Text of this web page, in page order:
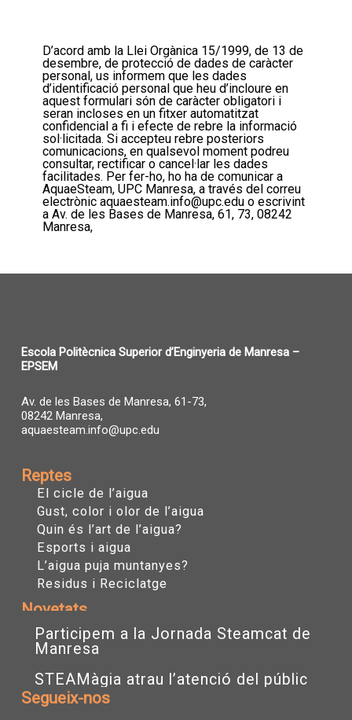
D’acord amb la Llei Orgànica 15/1999, de 13 de
desembre, de protecció de dades de caràcter
personal, us informem que les dades
d’identificació personal que heu d’incloure en
aquest formulari són de caràcter obligatori i
seran incloses en un fitxer automatitzat
confidencial a fi i efecte de rebre la informació
sol·licitada. Si accepteu rebre posteriors
comunicacions, en qualsevol moment podreu
consultar, rectificar o cancel·lar les dades
facilitades. Per fer-ho, ho ha de comunicar a
AquaeSteam, UPC Manresa, a través del correu
electrònic aquaesteam.info@upc.edu o escrivint
a Av. de les Bases de Manresa, 61, 73, 08242
Manresa,
Escola Politècnica Superior d’Enginyeria de Manresa –
EPSEM
Av. de les Bases de Manresa, 61-73,
08242 Manresa,
aquaesteam.info@upc.edu
Reptes
El cicle de l’aigua
Gust, color i olor de l’aigua
Quin és l’art de l’aigua?
Esports i aigua
L’aigua puja muntanyes?
Residus i Reciclatge
Novetats
Participem a la Jornada Steamcat de
Manresa
STEAMàgia atrau l’atenció del públic
Segueix-nos